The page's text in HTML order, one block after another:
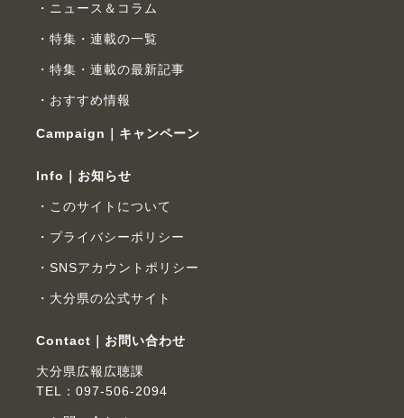
ニュース＆コラム
特集・連載の一覧
特集・連載の最新記事
おすすめ情報
Campaign｜キャンペーン
Info｜お知らせ
このサイトについて
プライバシーポリシー
SNSアカウントポリシー
大分県の公式サイト
Contact｜お問い合わせ
大分県広報広聴課
TEL：097-506-2094